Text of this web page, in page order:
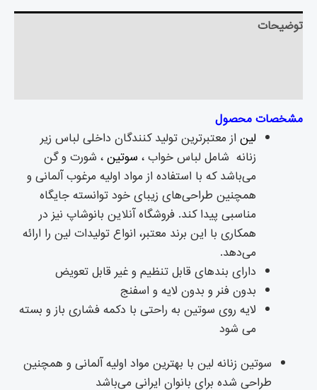
توضیحات
مشخصات محصول
لیناز معتبرترین تولید کنندگان داخلی لباس زیر
زنانه شامل لباس خواب ، سوتین، شورت و گن
می‌باشد که با استفاده از مواد اولیه مرغوب آلمانی و
همچنین طراحی‌های زیبای خود توانسته جایگاه
مناسبی پیدا کند. فروشگاه آنلاین بانوشاپ نیز در
همکاری با این برند معتبر، انواع تولیدات لین را ارائه
می‌دهد.
دارای بندهای قابل تنظیم و غیر قابل تعویض
بدون فنر و بدون لایه و اسفنج
لایه روی سوتین به راحتی با دکمه فشاری باز و بسته
می شود
سوتین زنانه لین با بهترین مواد اولیه آلمانی و همچنین
طراحی شده برای بانوان ایرانی می‌باشد